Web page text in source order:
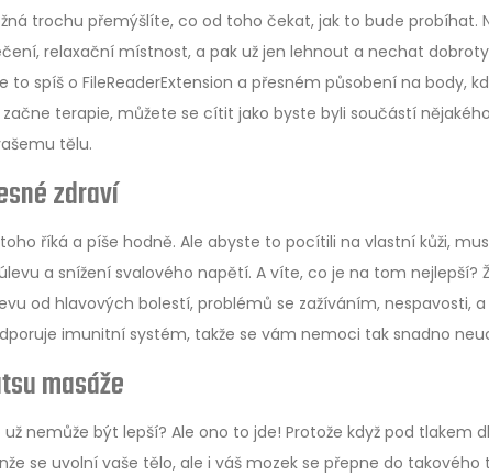
trochu přemýšlíte, co od toho čekat, jak to bude probíhat.
relaxační místnost, a pak už jen lehnout a nechat
spíš o FileReaderExtension a přesném působení na body,
terapie, můžete se cítit jako byste byli součástí nějakého
tělu.
zdraví
říká a píše hodně. Ale abyste to pocítili na vlastní kůži,
a snížení svalového napětí. A víte, co je na tom nejlepší?
od hlavových bolestí, problémů se zažíváním, nespavosti,
imunitní systém, takže se vám nemoci tak snadno
masáže
nemůže být lepší? Ale ono to jde! Protože když pod tlakem
se uvolní vaše tělo, ale i váš mozek se přepne do takového